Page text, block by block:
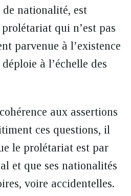
nationalité, est
prolétariat qui n’est pas
parvenue à l’existence
à l’échelle des
aux assertions
ces questions, il
le prolétariat est par
et que ses nationalités
voire accidentelles.